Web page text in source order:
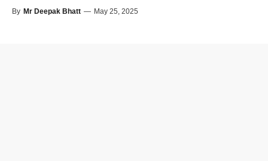
By Mr Deepak Bhatt — May 25, 2025